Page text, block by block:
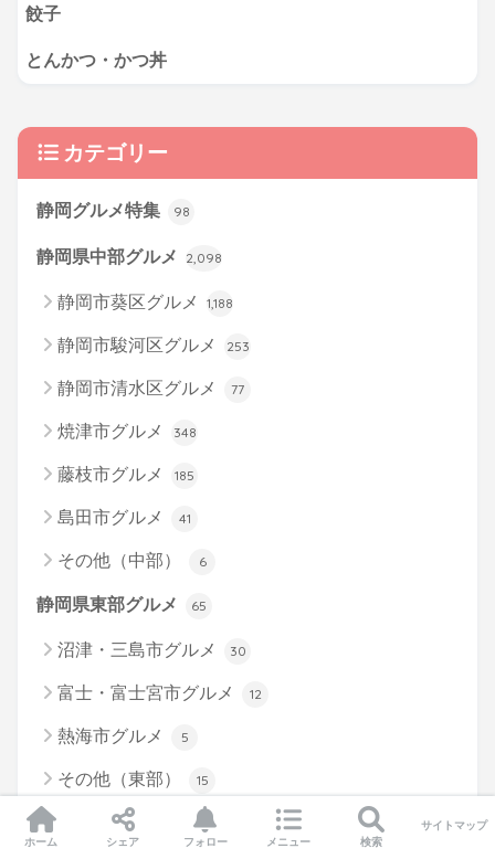
餃子
とんかつ・かつ丼
カテゴリー
静岡グルメ特集 98
静岡県中部グルメ 2,098
静岡市葵区グルメ 1,188
静岡市駿河区グルメ 253
静岡市清水区グルメ 77
焼津市グルメ 348
藤枝市グルメ 185
島田市グルメ 41
その他（中部） 6
静岡県東部グルメ 65
沼津・三島市グルメ 30
富士・富士宮市グルメ 12
熱海市グルメ 5
その他（東部） 15
静岡県西部グルメ 84
ホーム シェア フォロー メニュー 検索
サイトマップ